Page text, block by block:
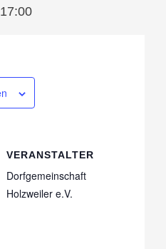
17:00
VERANSTALTER
Dorfgemeinschaft
Holzweiler e.V.